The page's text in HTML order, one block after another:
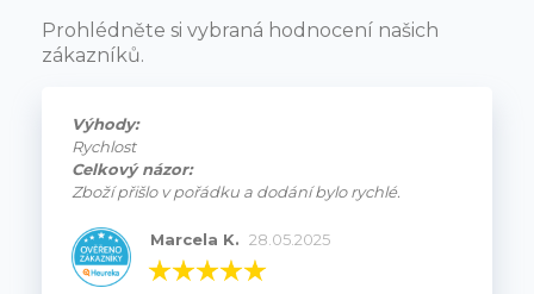
Prohlédněte si vybraná hodnocení našich
zákazníků.
Výhody:
Rychlost
Celkový názor:
Zboží přišlo v pořádku a dodání bylo rychlé.
Marcela K. 28.05.2025